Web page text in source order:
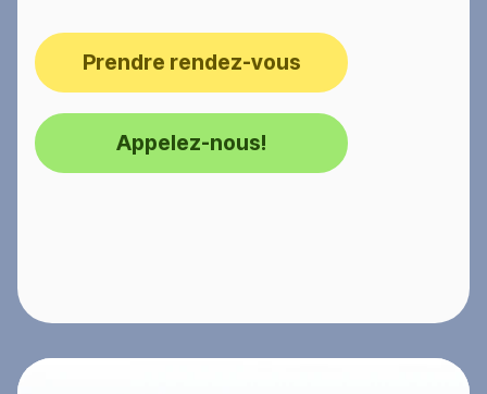
Prendre rendez-vous
Appelez-nous!